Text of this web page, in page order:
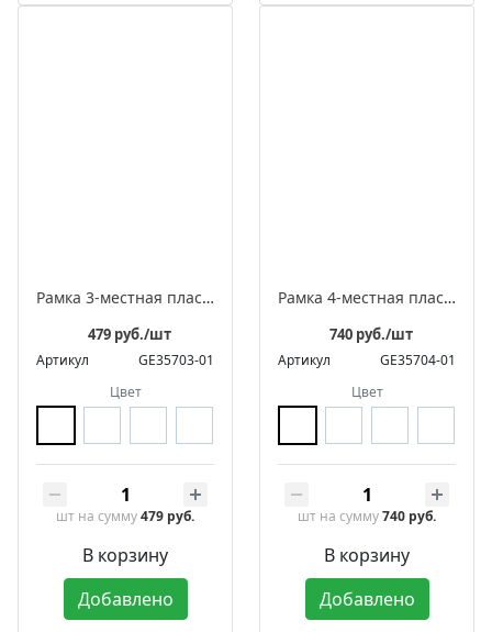
Рамка 3-местная пластиковая встраиваемая, серия ЛАХТА «Геометрика», овал
479 руб./шт
Артикул
GE35703-01
Цвет
шт на сумму479 руб.
В корзину
Добавлено
Рамка 4-местная пластиковая встраиваемая, серия ЛАХТА «Геометрика», овал
740 руб./шт
Артикул
GE35704-01
Цвет
шт на сумму740 руб.
В корзину
Добавлено